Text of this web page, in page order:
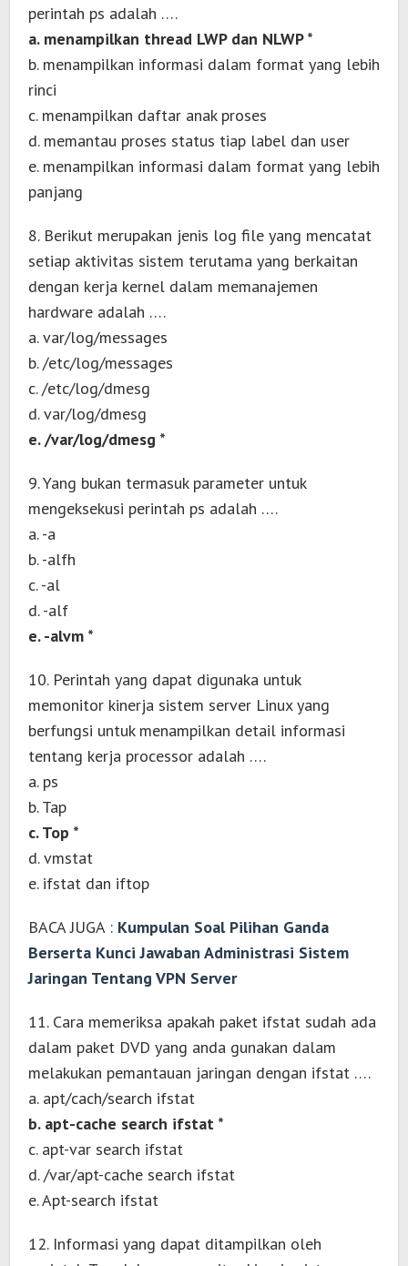
perintah ps adalah ….
a. menampilkan thread LWP dan NLWP *
b. menampilkan informasi dalam format yang lebih
rinci
c. menampilkan daftar anak proses
d. memantau proses status tiap label dan user
e. menampilkan informasi dalam format yang lebih
panjang
8. Berikut merupakan jenis log file yang mencatat
setiap aktivitas sistem terutama yang berkaitan
dengan kerja kernel dalam memanajemen
hardware adalah ….
a. var/log/messages
b. /etc/log/messages
c. /etc/log/dmesg
d. var/log/dmesg
e. /var/log/dmesg *
9. Yang bukan termasuk parameter untuk
mengeksekusi perintah ps adalah ….
a. -a
b. -alfh
c. -al
d. -alf
e. -alvm *
10. Perintah yang dapat digunaka untuk
memonitor kinerja sistem server Linux yang
berfungsi untuk menampilkan detail informasi
tentang kerja processor adalah ….
a. ps
b. Tap
c. Top *
d. vmstat
e. ifstat dan iftop
BACA JUGA : Kumpulan Soal Pilihan Ganda
Berserta Kunci Jawaban Administrasi Sistem
Jaringan Tentang VPN Server
11. Cara memeriksa apakah paket ifstat sudah ada
dalam paket DVD yang anda gunakan dalam
melakukan pemantauan jaringan dengan ifstat ….
a. apt/cach/search ifstat
b. apt-cache search ifstat *
c. apt-var search ifstat
d. /var/apt-cache search ifstat
e. Apt-search ifstat
12. Informasi yang dapat ditampilkan oleh